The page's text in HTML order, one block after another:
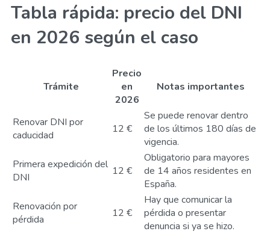
Tabla rápida: precio del DNI
en 2026 según el caso
Trámite
Precio
en
2026
Notas importantes
Renovar DNI por
caducidad
12 €
Se puede renovar dentro
de los últimos 180 días de
vigencia.
Primera expedición del
DNI
12 €
Obligatorio para mayores
de 14 años residentes en
España.
Renovación por
pérdida
12 €
Hay que comunicar la
pérdida o presentar
denuncia si ya se hizo.